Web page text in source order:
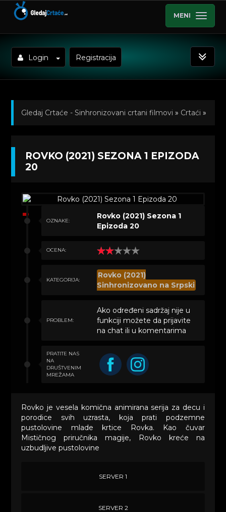
MENI
Login Registracija
Gledaj Crtaće - Sinhronizovani crtani filmovi » Crtaći »
Kratkometrazni crtani filmovi
ROVKO (2021) SEZONA 1 EPIZODA
20
OZNAKE:
Rovko (2021) Sezona 1
Epizoda 20
OCENA:
KATEGORIJA:
Rovko (2021)
Sinhronizovano na Srpski
PROBLEM:
Ako određeni sadržaj nije u
funkciji možete da prijavite
na chat ili u komentarima
PRATITE NAS
NA
DRUŠTVENIM
MREŽAMA
Rovko je vesela komična animirana serija za decu i
porodice svih uzrasta, koja prati podzemne
pustolovine mlade krtice Rovka. Kao čuvar
Mističnog priručnika magije, Rovko kreće na
uzbudljive pustolovine
SERVER 1
SERVER 2